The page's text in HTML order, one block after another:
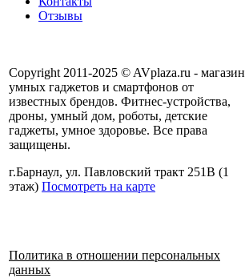
Отзывы
Copyright 2011-2025 © AVplaza.ru - магазин
умных гаджетов и смартфонов от
известных брендов. Фитнес-устройства,
дроны, умный дом, роботы, детские
гаджеты, умное здоровье. Все права
защищены.
г.Барнаул, ул. Павловский тракт 251В (1
этаж) Посмотреть на карте
Политика в отношении персональных
данных